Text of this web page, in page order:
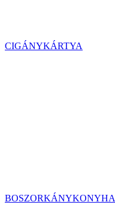
CIGÁNYKÁRTYA
BOSZORKÁNYKONYHA